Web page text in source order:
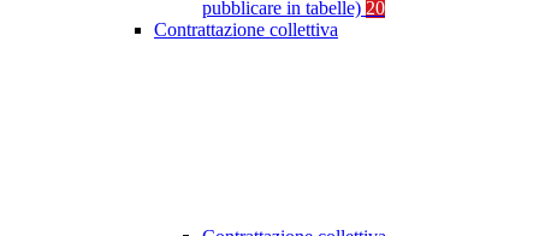
pubblicare in tabelle) 20
Contrattazione collettiva